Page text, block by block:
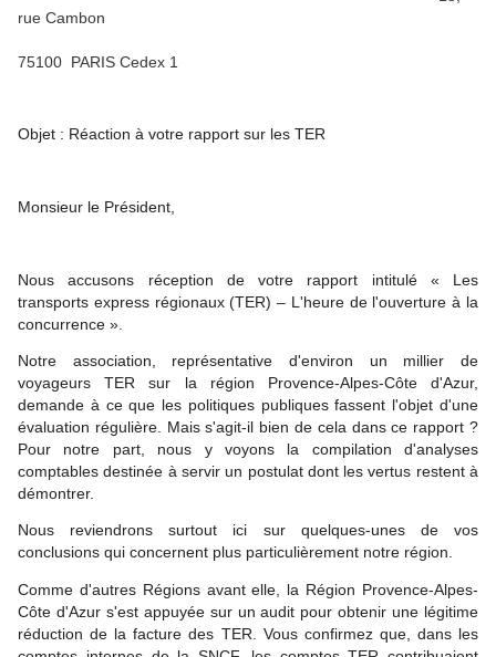
rue Cambon
75100 PARIS Cedex 1
Objet : Réaction à votre rapport sur les TER
Monsieur le Président,
Nous accusons réception de votre rapport intitulé « Les
transports express régionaux (TER) – L'heure de l'ouverture à la
concurrence ».
Notre association, représentative d'environ un millier de
voyageurs TER sur la région Provence-Alpes-Côte d'Azur,
demande à ce que les politiques publiques fassent l'objet d'une
évaluation régulière. Mais s'agit-il bien de cela dans ce rapport ?
Pour notre part, nous y voyons la compilation d'analyses
comptables destinée à servir un postulat dont les vertus restent à
démontrer.
Nous reviendrons surtout ici sur quelques-unes de vos
conclusions qui concernent plus particulièrement notre région.
Comme d'autres Régions avant elle, la Région Provence-Alpes-
Côte d'Azur s'est appuyée sur un audit pour obtenir une légitime
réduction de la facture des TER. Vous confirmez que, dans les